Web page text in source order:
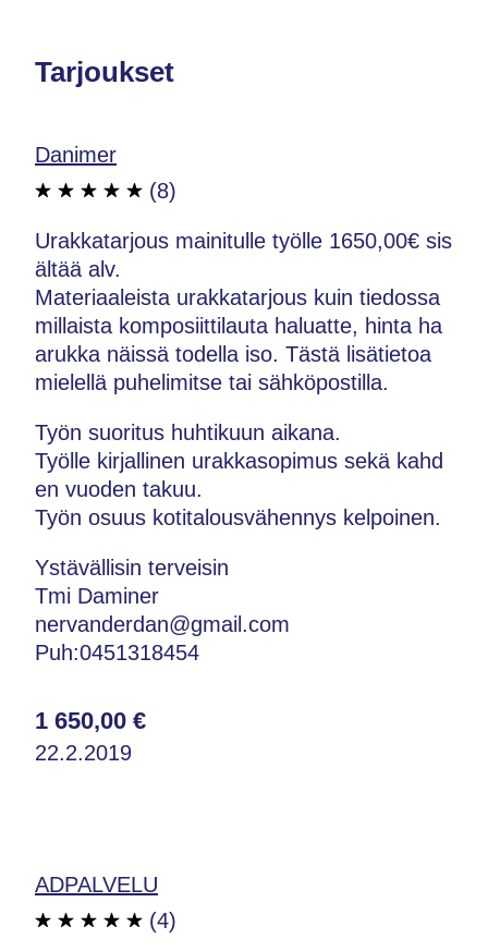
Tarjoukset
Danimer
(8)
Urakkatarjous mainitulle työlle 1650,00€ sis
ältää alv.
Materiaaleista urakkatarjous kuin tiedossa
millaista komposiittilauta haluatte, hinta ha
arukka näissä todella iso. Tästä lisätietoa
mielellä puhelimitse tai sähköpostilla.
Työn suoritus huhtikuun aikana.
Työlle kirjallinen urakkasopimus sekä kahd
en vuoden takuu.
Työn osuus kotitalousvähennys kelpoinen.
Ystävällisin terveisin
Tmi Daminer
nervanderdan@gmail.com
Puh:0451318454
1 650,00 €
22.2.2019
ADPALVELU
(4)